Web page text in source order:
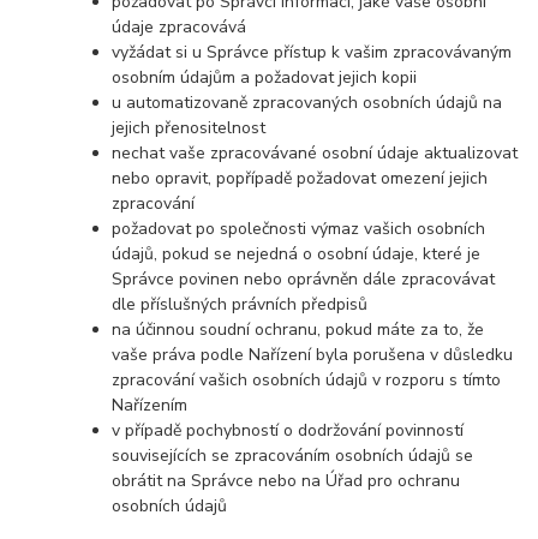
údaje zpracovává
vyžádat si u Správce přístup k vašim zpracovávaným
osobním údajům a požadovat jejich kopii
u automatizovaně zpracovaných osobních údajů na
jejich přenositelnost
nechat vaše zpracovávané osobní údaje aktualizovat
nebo opravit, popřípadě požadovat omezení jejich
zpracování
požadovat po společnosti výmaz vašich osobních
údajů, pokud se nejedná o osobní údaje, které je
Správce povinen nebo oprávněn dále zpracovávat
dle příslušných právních předpisů
na účinnou soudní ochranu, pokud máte za to, že
vaše práva podle Nařízení byla porušena v důsledku
zpracování vašich osobních údajů v rozporu s tímto
Nařízením
v případě pochybností o dodržování povinností
souvisejících se zpracováním osobních údajů se
obrátit na Správce nebo na Úřad pro ochranu
osobních údajů